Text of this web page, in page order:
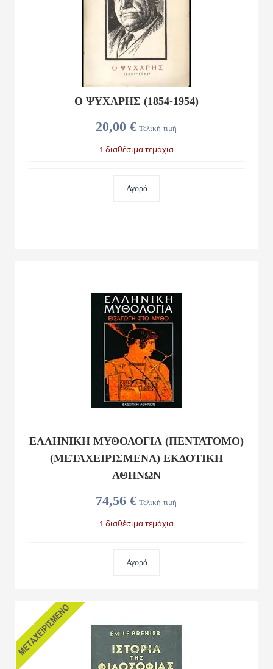
20,00 € Τελική τιμή
Ο ΨΥΧΑΡΗΣ (1854-1954)
1 διαθέσιμα τεμάχια
Αγορά
74,56 € Τελική τιμή
ΕΛΛΗΝΙΚΗ ΜΥΘΟΛΟΓΙΑ (ΠΕΝΤΑΤΟΜΟ)
(ΜΕΤΑΧΕΙΡΙΣΜΕΝΑ) ΕΚΔΟΤΙΚΗ
ΑΘΗΝΩΝ
1 διαθέσιμα τεμάχια
Αγορά